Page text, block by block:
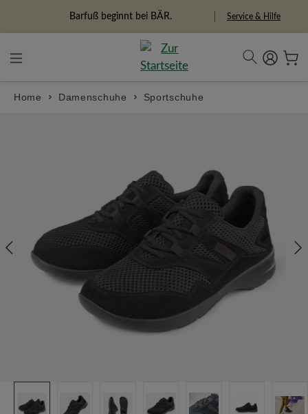
Barfuß beginnt bei BÄR.
Freiheitspioniere Service & Hilfe
Home Damenschuhe Sportschuhe